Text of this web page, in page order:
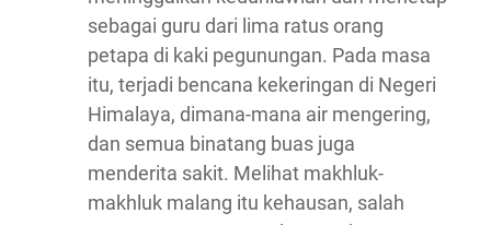
sebagai guru dari lima ratus orang
petapa di kaki pegunungan. Pada masa
itu, terjadi bencana kekeringan di Negeri
Himalaya, dimana-mana air mengering,
dan semua binatang buas juga
menderita sakit. Melihat makhluk-
makhluk malang itu kehausan, salah